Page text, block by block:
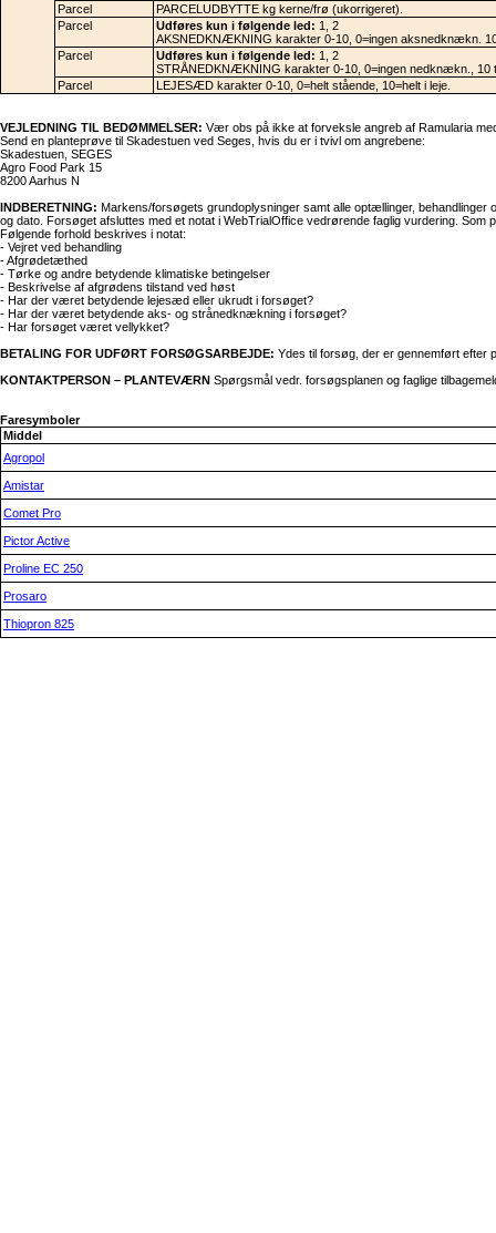
Parcel
PARCELUDBYTTE kg kerne/frø (ukorrigeret).
Parcel
Udføres kun i følgende led: 1, 2
AKSNEDKNÆKNING karakter 0-10, 0=ingen aksnedknækn.
Parcel
Udføres kun i følgende led: 1, 2
STRÅNEDKNÆKNING karakter 0-10, 0=ingen nedknækn., 10
Parcel
LEJESÆD karakter 0-10, 0=helt stående, 10=helt i leje.
VEJLEDNING TIL BEDØMMELSER: Vær obs på ikke at forveksle angreb af Ramularia
Send en planteprøve til Skadestuen ved Seges, hvis du er i tvivl om angrebene:
Skadestuen, SEGES
Agro Food Park 15
8200 Aarhus N
INDBERETNING: Markens/forsøgets grundoplysninger samt alle optællinger, behandlinger
og dato. Forsøget afsluttes med et notat i WebTrialOffice vedrørende faglig vurdering.
Følgende forhold beskrives i notat:
- Vejret ved behandling
- Afgrødetæthed
- Tørke og andre betydende klimatiske betingelser
- Beskrivelse af afgrødens tilstand ved høst
- Har der været betydende lejesæd eller ukrudt i forsøget?
- Har der været betydende aks- og strånedknækning i forsøget?
- Har forsøget været vellykket?
BETALING FOR UDFØRT FORSØGSARBEJDE: Ydes til forsøg, der er gennemført efter
KONTAKTPERSON – PLANTEVÆRN Spørgsmål vedr. forsøgsplanen og faglige
Faresymboler
Middel
Agropol
Amistar
Comet Pro
Pictor Active
Proline EC 250
Prosaro
Thiopron 825